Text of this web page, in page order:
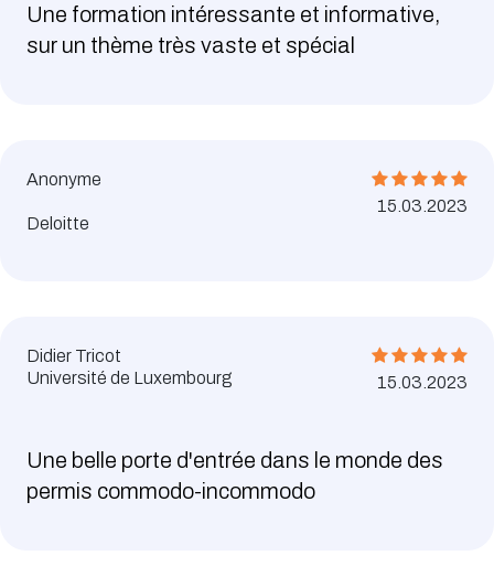
Une formation intéressante et informative,
sur un thème très vaste et spécial
Anonyme
Deloitte
15.03.2023
Didier Tricot
Université de Luxembourg
15.03.2023
Une belle porte d'entrée dans le monde des
permis commodo-incommodo